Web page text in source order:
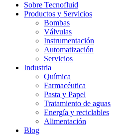
Sobre Tecnofluid
Productos y Servicios
Bombas
Válvulas
Instrumentación
Automatización
Servicios
Industria
Química
Farmacéutica
Pasta y Papel
Tratamiento de aguas
Energía y reciclables
Alimentación
Blog